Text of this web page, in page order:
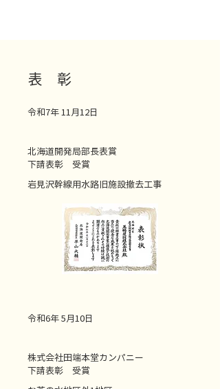
表 彰
令和7年 11月12日
北海道開発局部長表賞
下請表彰 受賞
岩見沢幹線用水路旧施設撤去工事
令和6年 5月10日
株式会社田端本堂カンパニー
下請表彰 受賞